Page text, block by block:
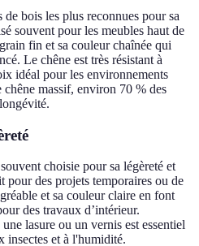
de bois les plus reconnues pour sa
souvent pour les meubles haut de
fin et sa couleur chaînée qui
Le chêne est très résistant à
idéal pour les environnements
chêne massif, environ 70 % des
choisie pour sa légèreté et
pour des projets temporaires ou de
et sa couleur claire en font
des travaux d’intérieur.
lasure ou un vernis est essentiel
insectes et à l'humidité.